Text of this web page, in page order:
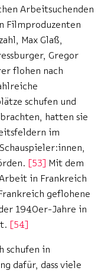
Arbeitsuchenden
Filmproduzenten
Max Glaß,
Gregor
flohen nach
schufen und
hatten sie
im
53
Mit dem
in Frankreich
geflohene
1940er-Jahre in
54
schufen in
dafür, dass viele